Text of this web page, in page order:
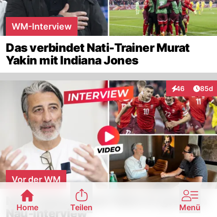
WM-Interview
Das verbindet Nati-Trainer Murat
Yakin mit Indiana Jones
46
Interaktionen
85d
Vor der WM
Nati-Trainer Murat Yakin im grossen
Nau-Interview
Home Teilen Menü